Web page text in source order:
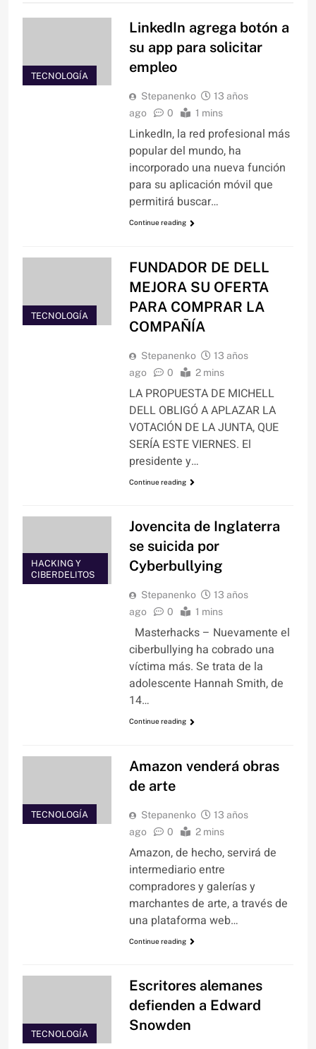
TECNOLOGÍA
LinkedIn agrega botón a
su app para solicitar
empleo
Stepanenko
13 años
ago
0 1 mins
LinkedIn, la red profesional más
popular del mundo, ha
incorporado una nueva función
para su aplicación móvil que
permitirá buscar…
Continue reading
TECNOLOGÍA
FUNDADOR DE DELL
MEJORA SU OFERTA
PARA COMPRAR LA
COMPAÑÍA
Stepanenko
13 años
ago
0 2 mins
LA PROPUESTA DE MICHELL
DELL OBLIGÓ A APLAZAR LA
VOTACIÓN DE LA JUNTA, QUE
SERÍA ESTE VIERNES. El
presidente y…
Continue reading
HACKING Y
CIBERDELITOS
Jovencita de Inglaterra
se suicida por
Cyberbullying
Stepanenko
13 años
ago
0 1 mins
Masterhacks – Nuevamente el
ciberbullying ha cobrado una
víctima más. Se trata de la
adolescente Hannah Smith, de
14…
Continue reading
TECNOLOGÍA
Amazon venderá obras
de arte
Stepanenko
13 años
ago
0 2 mins
Amazon, de hecho, servirá de
intermediario entre
compradores y galerías y
marchantes de arte, a través de
una plataforma web…
Continue reading
TECNOLOGÍA
Escritores alemanes
defienden a Edward
Snowden